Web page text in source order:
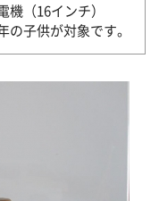
機（16インチ）
の子供が対象です。